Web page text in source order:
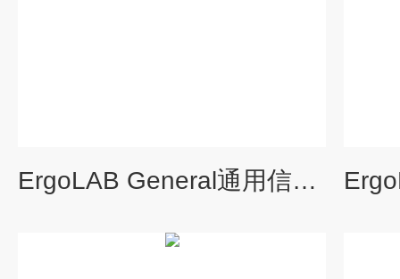
ErgoLAB General通用信号分析模块